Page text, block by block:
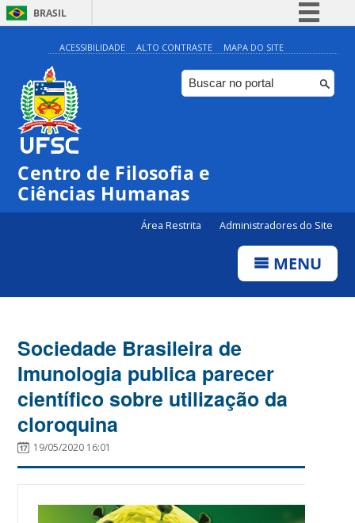
BRASIL
Simplifique!
Comunica BR
Participe
ACESSIBILIDADE ALTO CONTRASTE MAPA DO SITE
Centro de Filosofia e
Ciências Humanas
Área Restrita Administradores do Site
MENU
Sociedade Brasileira de
Imunologia publica parecer
científico sobre utilização da
cloroquina
19/05/2020 16:01